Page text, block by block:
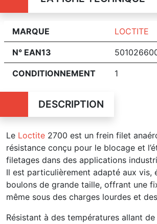
MARQUE LOCTITE
N° EAN13
CONDITIONNEMENT 1
DESCRIPTION
Le Loctite 2700 est un frein filet
résistance conçu pour le blocage et
filetages dans des applications
Il est particulièrement adapté aux vis,
boulons de grande taille, offrant une
même sous des charges lourdes et
Résistant à des températures allant